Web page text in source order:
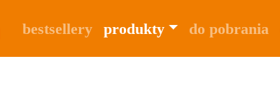
bestsellery produkty do pobrania